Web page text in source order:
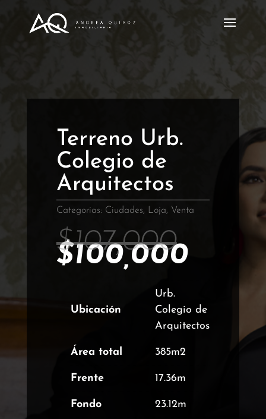
Terreno Urb.
Colegio de
Arquitectos
Categorías: Ciudades, Loja, Venta
$107,000El
precio
$100,000El
actual
es:
Ubicación
Urb.
Colegio de
Arquitectos
Área total 385m2
Frente 17.36m
Fondo 23.12m